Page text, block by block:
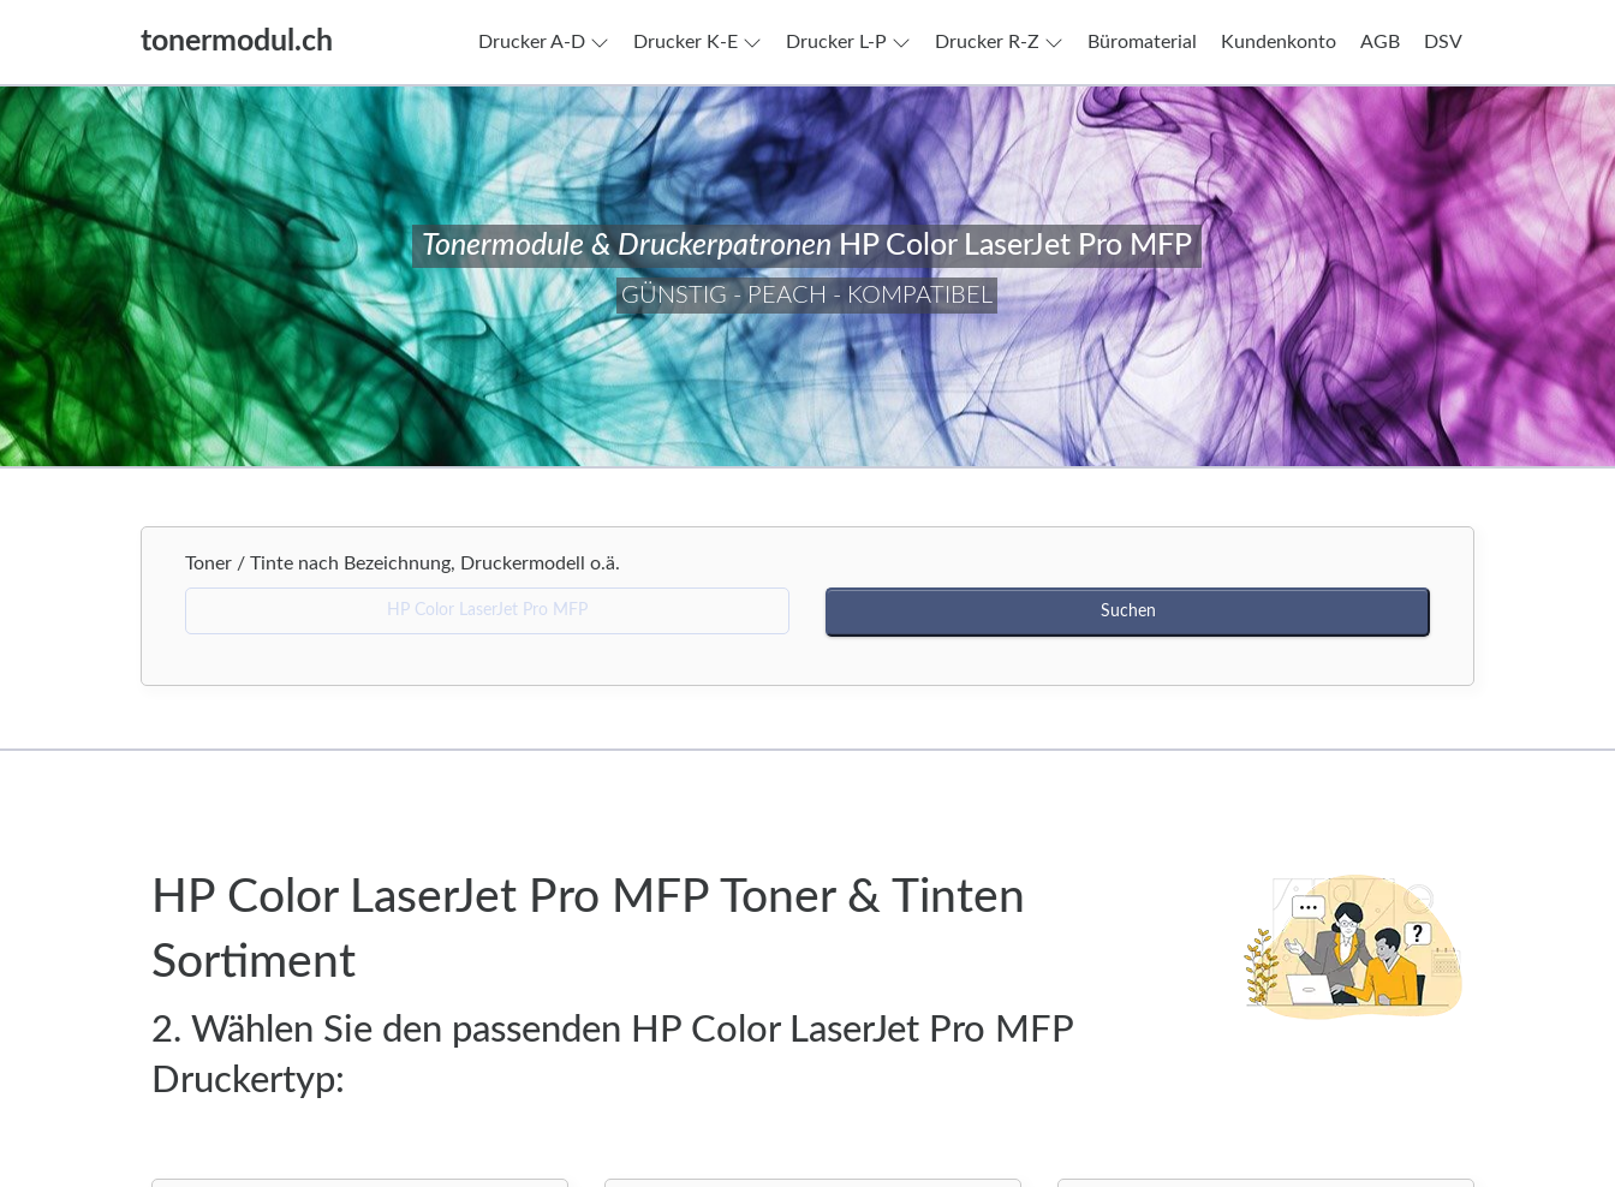
tonermodul.ch Drucker A-D Drucker K-E Drucker L-P Drucker R-Z Büromaterial Kundenkonto AGB DSV
Tonermodule & Druckerpatronen HP Color LaserJet Pro MFP
GÜNSTIG - PEACH - KOMPATIBEL
Toner / Tinte nach Bezeichnung, Druckermodell o.ä.
HP Color LaserJet Pro MFP Toner & Tinten
Sortiment
2. Wählen Sie den passenden HP Color LaserJet Pro MFP
Druckertyp: